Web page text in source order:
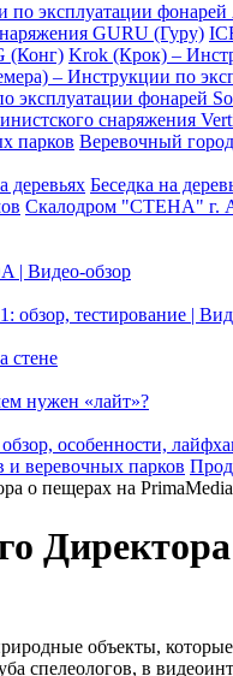
по эксплуатации
GURU (Гуру)
(Конг) Krok (Крок) –
– Инструкции по
эксплуатации фонарей
снаряжения
парков Веревочный
деревьях Беседка на
Скалодром "СТЕНА" г.
| Видео-обзор
тестирование |
стене
нужен «лайт»?
особенности,
веревочных парков
о пещерах на PrimaMedia
объекты, которые
спелеологов, в